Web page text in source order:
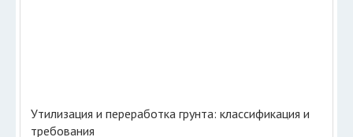
Утилизация и переработка грунта: классификация и
требования